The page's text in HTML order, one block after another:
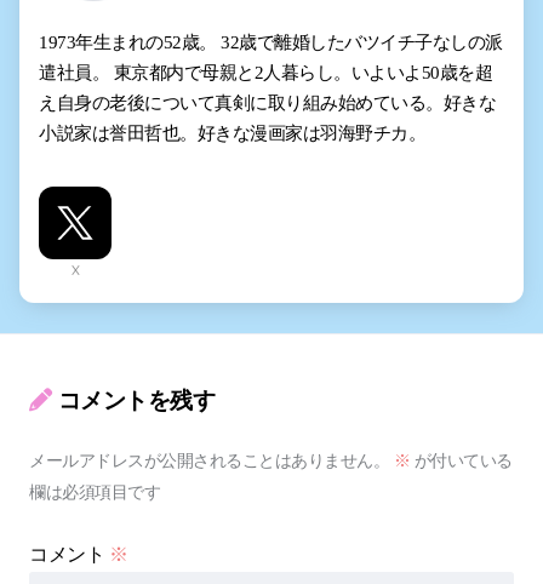
1973年生まれの52歳。 32歳で離婚したバツイチ子なしの派
遣社員。 東京都内で母親と2人暮らし。いよいよ50歳を超
え自身の老後について真剣に取り組み始めている。好きな
小説家は誉田哲也。好きな漫画家は羽海野チカ。
X
コメントを残す
メールアドレスが公開されることはありません。 ※ が付いている
欄は必須項目です
コメント ※